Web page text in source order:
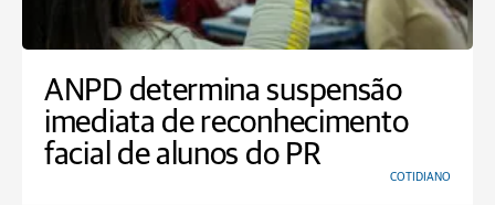
ANPD determina suspensão
imediata de reconhecimento
facial de alunos do PR
COTIDIANO